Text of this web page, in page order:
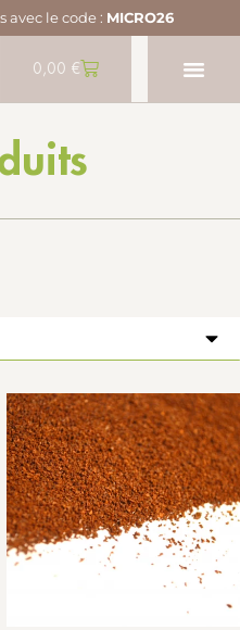
avec le code : MICRO26
0,00 €